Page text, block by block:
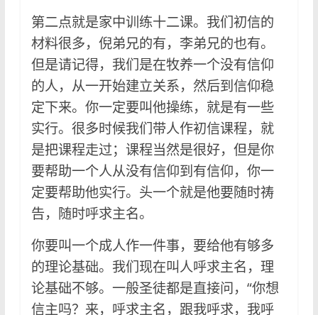
第二点就是家中训练十二课。我们初信的
材料很多，倪弟兄的有，李弟兄的也有。
但是请记得，我们是在牧养一个没有信仰
的人，从一开始建立关系，然后到信仰稳
定下来。你一定要叫他操练，就是有一些
实行。很多时候我们带人作初信课程，就
是把课程走过；课程当然是很好，但是你
要帮助一个人从没有信仰到有信仰，你一
定要帮助他实行。头一个就是他要随时祷
告，随时呼求主名。
你要叫一个成人作一件事，要给他有够多
的理论基础。我们现在叫人呼求主名，理
论基础不够。一般圣徒都是直接问，“你想
信主吗？来，呼求主名，跟我呼求，我呼